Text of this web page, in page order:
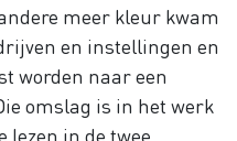
meer kleur kwam
en instellingen en
worden naar een
omslag is in het werk
lezen in de twee